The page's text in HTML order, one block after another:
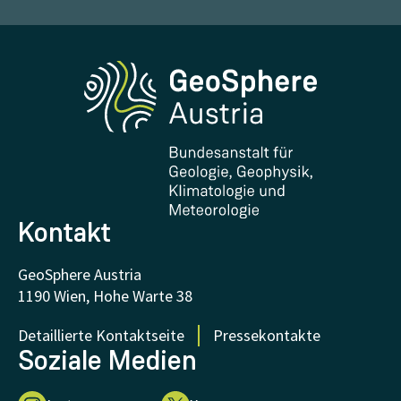
Medien
Kontakt und Besuch
Forschung und Kooperationen
Downloads
Zertifikate und Auszeichnungen
FAQ - Häufig gestellte Fragen
Forschung unterstützen
Erdbeben melden
Phenowatch.at
Kontakt
GeoSphere Austria
1190 Wien, Hohe Warte 38
Detaillierte Kontaktseite
Pressekontakte
Soziale Medien